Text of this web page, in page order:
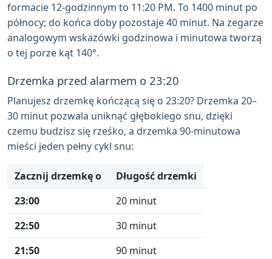
formacie 12-godzinnym to 11:20 PM. To 1400 minut po
północy; do końca doby pozostaje 40 minut. Na zegarze
analogowym wskazówki godzinowa i minutowa tworzą
o tej porze kąt 140°.
Drzemka przed alarmem o 23:20
Planujesz drzemkę kończącą się o 23:20? Drzemka 20–
30 minut pozwala uniknąć głębokiego snu, dzięki
czemu budzisz się rześko, a drzemka 90-minutowa
mieści jeden pełny cykl snu:
Zacznij drzemkę o
Długość drzemki
23:00
20 minut
22:50
30 minut
21:50
90 minut